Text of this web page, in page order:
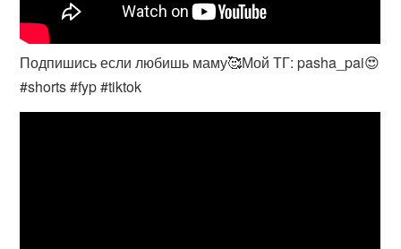
Подпишись если любишь маму🥰Мой ТГ: pasha_pai😍
#shorts #fyp #tiktok